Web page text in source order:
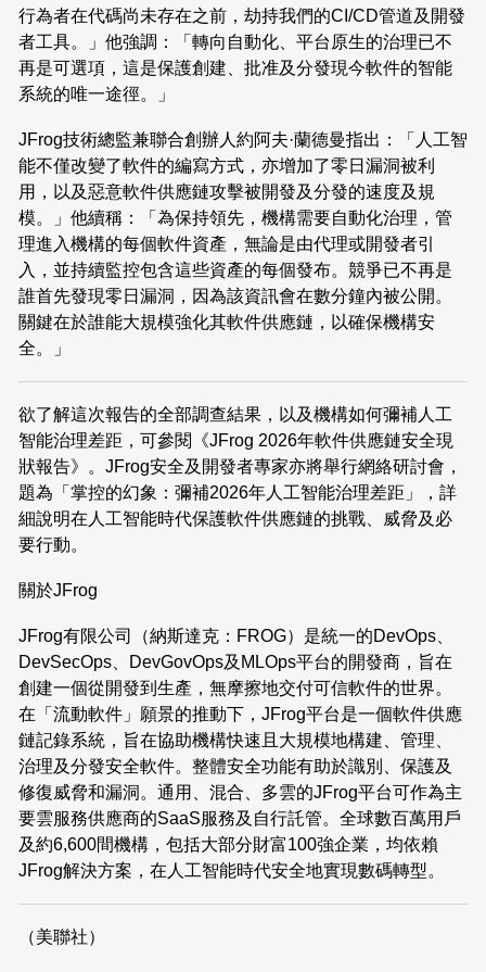
行為者在代碼尚未存在之前，劫持我們的CI/CD管道及開發
者工具。」他強調：「轉向自動化、平台原生的治理已不
再是可選項，這是保護創建、批准及分發現今軟件的智能
系統的唯一途徑。」
JFrog技術總監兼聯合創辦人約阿夫·蘭德曼指出：「人工智
能不僅改變了軟件的編寫方式，亦增加了零日漏洞被利
用，以及惡意軟件供應鏈攻擊被開發及分發的速度及規
模。」他續稱：「為保持領先，機構需要自動化治理，管
理進入機構的每個軟件資產，無論是由代理或開發者引
入，並持續監控包含這些資產的每個發布。競爭已不再是
誰首先發現零日漏洞，因為該資訊會在數分鐘內被公開。
關鍵在於誰能大規模強化其軟件供應鏈，以確保機構安
全。」
欲了解這次報告的全部調查結果，以及機構如何彌補人工
智能治理差距，可參閱《JFrog 2026年軟件供應鏈安全現
狀報告》。JFrog安全及開發者專家亦將舉行網絡研討會，
題為「掌控的幻象：彌補2026年人工智能治理差距」，詳
細說明在人工智能時代保護軟件供應鏈的挑戰、威脅及必
要行動。
關於JFrog
JFrog有限公司（納斯達克：FROG）是統一的DevOps、
DevSecOps、DevGovOps及MLOps平台的開發商，旨在
創建一個從開發到生產，無摩擦地交付可信軟件的世界。
在「流動軟件」願景的推動下，JFrog平台是一個軟件供應
鏈記錄系統，旨在協助機構快速且大規模地構建、管理、
治理及分發安全軟件。整體安全功能有助於識別、保護及
修復威脅和漏洞。通用、混合、多雲的JFrog平台可作為主
要雲服務供應商的SaaS服務及自行託管。全球數百萬用戶
及約6,600間機構，包括大部分財富100強企業，均依賴
JFrog解決方案，在人工智能時代安全地實現數碼轉型。
（美聯社）